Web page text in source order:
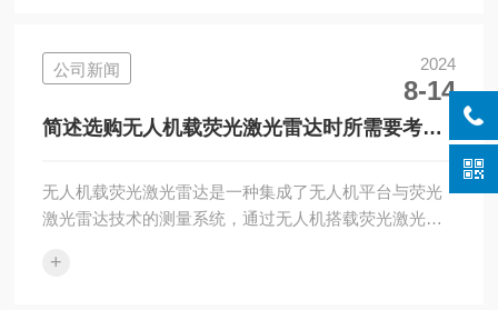
将详细介绍。1、光谱传感器。这种传感器能够捕捉不同
波长的光线，并将其转换为电信号。通过对光谱的分
析，可以获取松材线虫对植物的影响所导致的光谱特征
变化，从而实现对其存在和分布的精准检测...
公司新闻 2024
8-14
简述选购无人机载荧光激光雷达时所需要考虑
无人机载荧光激光雷达是一种集成了无人机平台与荧光
激光雷达技术的测量系统，通过无人机搭载荧光激光雷
物质）的荧光特性，并接收返回的荧光信号，从而实现
+